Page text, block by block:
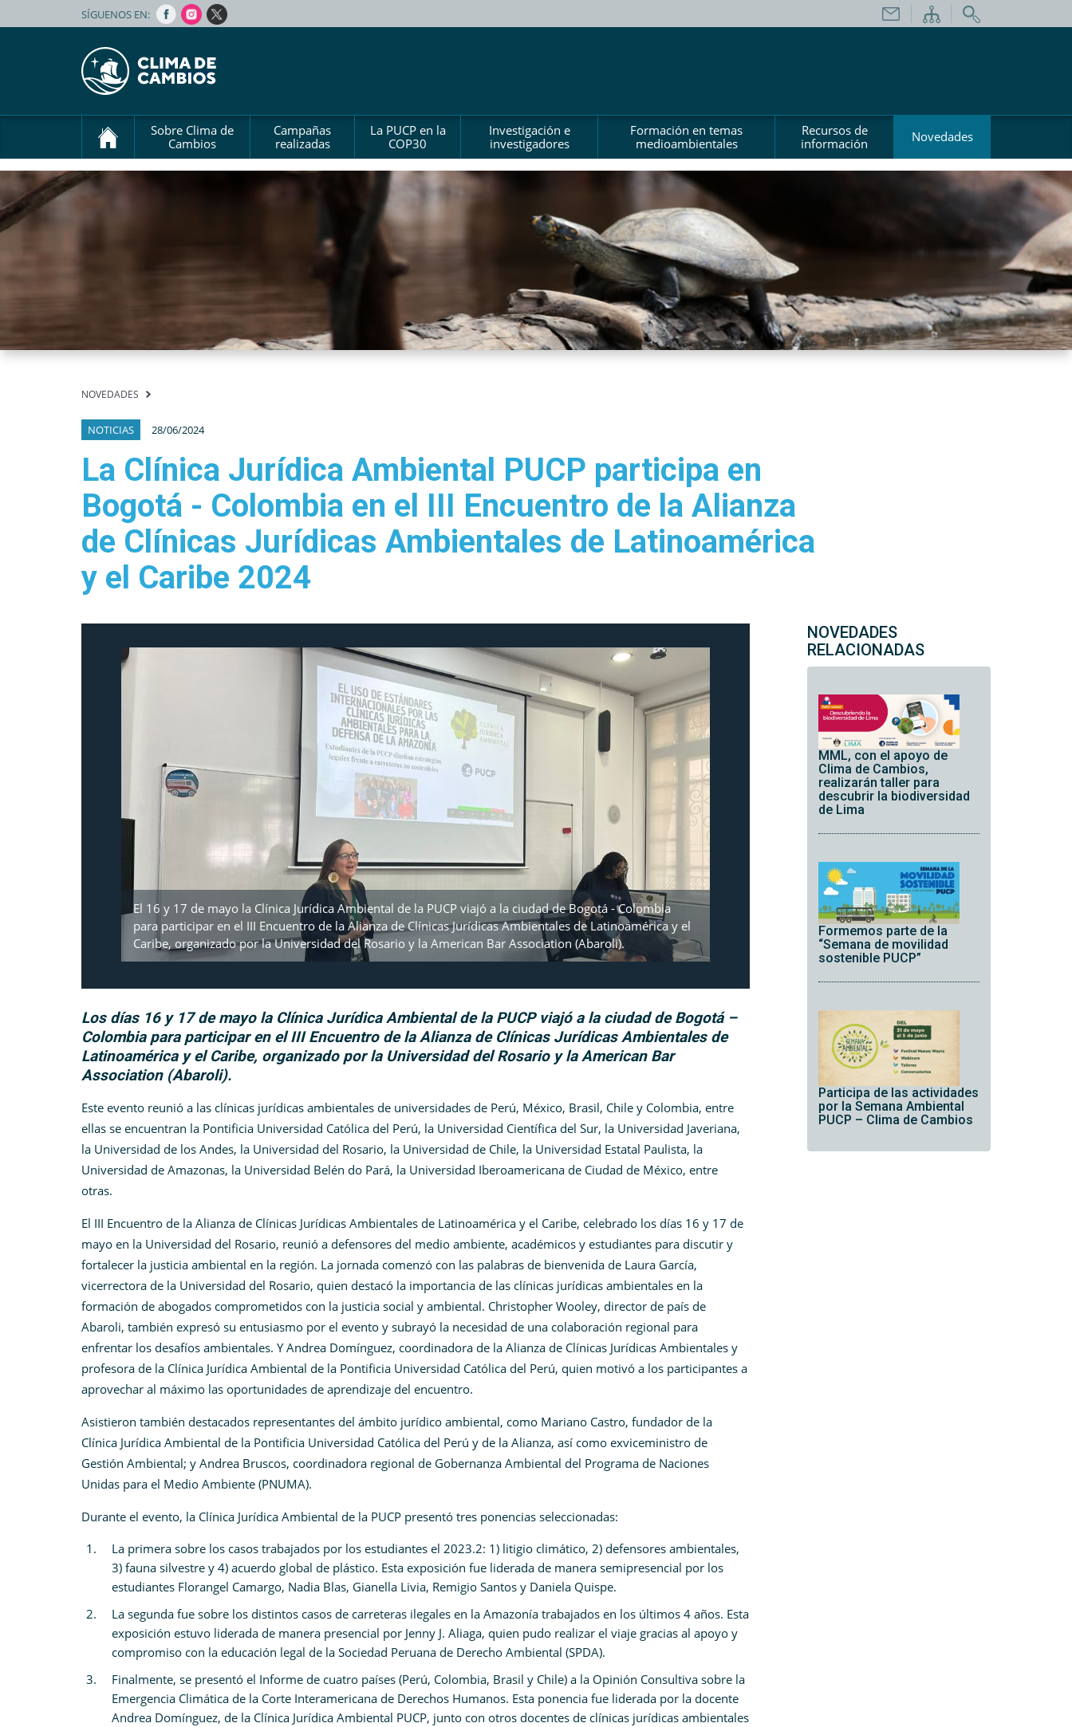
SÍGUENOS EN:
Sobre Clima de
Cambios
Campañas
realizadas
La PUCP en la
COP30
Investigación e
investigadores
Formación en temas
medioambientales
Recursos de
información
Novedades
NOVEDADES
NOTICIAS 28/06/2024
La Clínica Jurídica Ambiental PUCP participa en
Bogotá - Colombia en el III Encuentro de la Alianza
de Clínicas Jurídicas Ambientales de Latinoamérica
y el Caribe 2024
El 16 y 17 de mayo la Clínica Jurídica Ambiental de la PUCP viajó a la ciudad de Bogotá - Colombia
para participar en el III Encuentro de la Alianza de Clínicas Jurídicas Ambientales de Latinoamérica y el
Caribe, organizado por la Universidad del Rosario y la American Bar Association (Abaroli).
Los días 16 y 17 de mayo la Clínica Jurídica Ambiental de la PUCP viajó a la ciudad de Bogotá –
Colombia para participar en el III Encuentro de la Alianza de Clínicas Jurídicas Ambientales de
Latinoamérica y el Caribe, organizado por la Universidad del Rosario y la American Bar
Association (Abaroli).
Este evento reunió a las clínicas jurídicas ambientales de universidades de Perú, México, Brasil, Chile y Colombia, entre
ellas se encuentran la Pontificia Universidad Católica del Perú, la Universidad Científica del Sur, la Universidad Javeriana,
la Universidad de los Andes, la Universidad del Rosario, la Universidad de Chile, la Universidad Estatal Paulista, la
Universidad de Amazonas, la Universidad Belén do Pará, la Universidad Iberoamericana de Ciudad de México, entre
otras.
El III Encuentro de la Alianza de Clínicas Jurídicas Ambientales de Latinoamérica y el Caribe, celebrado los días 16 y 17 de
mayo en la Universidad del Rosario, reunió a defensores del medio ambiente, académicos y estudiantes para discutir y
fortalecer la justicia ambiental en la región. La jornada comenzó con las palabras de bienvenida de Laura García,
vicerrectora de la Universidad del Rosario, quien destacó la importancia de las clínicas jurídicas ambientales en la
formación de abogados comprometidos con la justicia social y ambiental. Christopher Wooley, director de país de
Abaroli, también expresó su entusiasmo por el evento y subrayó la necesidad de una colaboración regional para
enfrentar los desafíos ambientales. Y Andrea Domínguez, coordinadora de la Alianza de Clínicas Jurídicas Ambientales y
profesora de la Clínica Jurídica Ambiental de la Pontificia Universidad Católica del Perú, quien motivó a los participantes a
aprovechar al máximo las oportunidades de aprendizaje del encuentro.
Asistieron también destacados representantes del ámbito jurídico ambiental, como Mariano Castro, fundador de la
Clínica Jurídica Ambiental de la Pontificia Universidad Católica del Perú y de la Alianza, así como exviceministro de
Gestión Ambiental; y Andrea Bruscos, coordinadora regional de Gobernanza Ambiental del Programa de Naciones
Unidas para el Medio Ambiente (PNUMA).
Durante el evento, la Clínica Jurídica Ambiental de la PUCP presentó tres ponencias seleccionadas:
La primera sobre los casos trabajados por los estudiantes el 2023.2: 1) litigio climático, 2) defensores ambientales,
3) fauna silvestre y 4) acuerdo global de plástico. Esta exposición fue liderada de manera semipresencial por los
estudiantes Florangel Camargo, Nadia Blas, Gianella Livia, Remigio Santos y Daniela Quispe.
La segunda fue sobre los distintos casos de carreteras ilegales en la Amazonía trabajados en los últimos 4 años. Esta
exposición estuvo liderada de manera presencial por Jenny J. Aliaga, quien pudo realizar el viaje gracias al apoyo y
compromiso con la educación legal de la Sociedad Peruana de Derecho Ambiental (SPDA).
Finalmente, se presentó el Informe de cuatro países (Perú, Colombia, Brasil y Chile) a la Opinión Consultiva sobre la
Emergencia Climática de la Corte Interamericana de Derechos Humanos. Esta ponencia fue liderada por la docente
Andrea Domínguez, de la Clínica Jurídica Ambiental PUCP, junto con otros docentes de clínicas jurídicas ambientales
NOVEDADES
RELACIONADAS
MML, con el apoyo de
Clima de Cambios,
realizarán taller para
descubrir la biodiversidad
de Lima
Formemos parte de la
“Semana de movilidad
sostenible PUCP”
Participa de las actividades
por la Semana Ambiental
PUCP – Clima de Cambios